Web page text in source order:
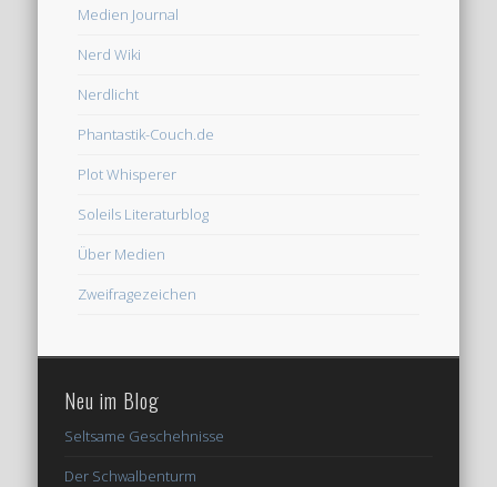
Medien Journal
Nerd Wiki
Nerdlicht
Phantastik-Couch.de
Plot Whisperer
Soleils Literaturblog
Über Medien
Zweifragezeichen
Neu im Blog
Seltsame Geschehnisse
Der Schwalbenturm